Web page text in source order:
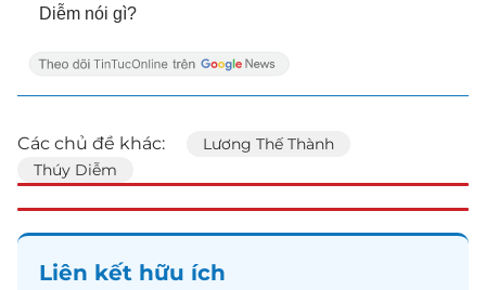
Diễm nói gì?
Các chủ đề khác:
Lương Thế Thành
Thúy Diễm
Liên kết hữu ích